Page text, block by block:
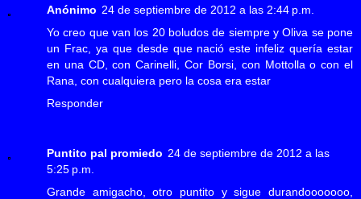
Anónimo 24 de septiembre de 2012 a las 2:44 p.m.
Yo creo que van los 20 boludos de siempre y Oliva se pone
un Frac, ya que desde que nació este infeliz quería estar
en una CD, con Carinelli, Cor Borsi, con Mottolla o con el
Rana, con cualquiera pero la cosa era estar
Responder
Puntito pal promiedo 24 de septiembre de 2012 a las
5:25 p.m.
Grande amigacho, otro puntito y sigue durandooooooo,